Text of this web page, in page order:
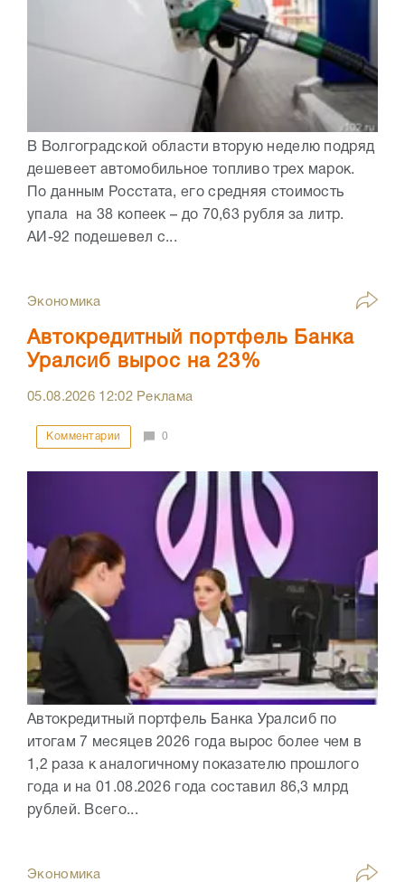
В Волгоградской области вторую неделю подряд
дешевеет автомобильное топливо трех марок.
По данным Росстата, его средняя стоимость
упала на 38 копеек – до 70,63 рубля за литр.
АИ-92 подешевел с...
Экономика
Автокредитный портфель Банка
Уралсиб вырос на 23%
05.08.2026 12:02Реклама
Комментарии 0
Автокредитный портфель Банка Уралсиб по
итогам 7 месяцев 2026 года вырос более чем в
1,2 раза к аналогичному показателю прошлого
года и на 01.08.2026 года составил 86,3 млрд
рублей. Всего...
Экономика